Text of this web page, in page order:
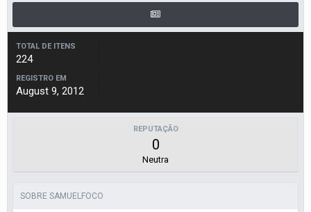
TOTAL DE ITENS
224
REGISTRO EM
August 9, 2012
REPUTAÇÃO
0
Neutra
SOBRE SAMUELFOCO